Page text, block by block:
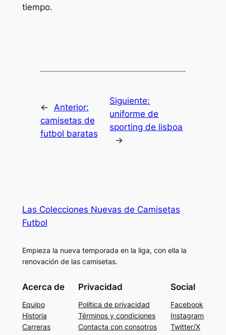
tiempo.
← Anterior:
camisetas de
futbol baratas
Siguiente:
uniforme de
sporting de lisboa
→
Las Colecciones Nuevas de Camisetas
Futbol
Empieza la nueva temporada en la liga, con ella la
renovación de las camisetas.
Acerca de
Equipo
Historia
Carreras
Privacidad
Política de privacidad
Términos y condiciones
Contacta con consotros
Social
Facebook
Instagram
Twitter/X